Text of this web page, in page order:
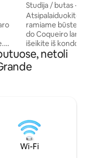
ir
ir
Studija / butas -
Pėsčiomis smėlyje
Atsipalaiduokite
ramiame būste
do Coqueiro
išeikite iš
paplūdimio smėlio. Su vaizdu į jūrą,
pirmame aukšte,
laiptų ir visiškai
*** Mes
tualeto reikmenų
netoli
Wi-Fi